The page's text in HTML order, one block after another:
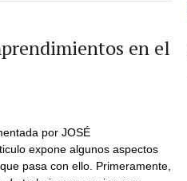
en el
por JOSÉ
expone algunos aspectos
pasa con ello. Primeramente,